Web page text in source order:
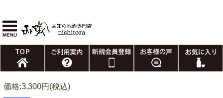
価格:3,300円(税込)